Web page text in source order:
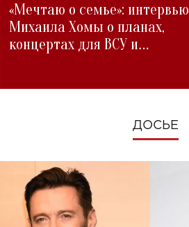
«Мечтаю о семье»: интервью
Михаила Хомы о планах,
концертах для ВСУ и
ДОСЬЕ